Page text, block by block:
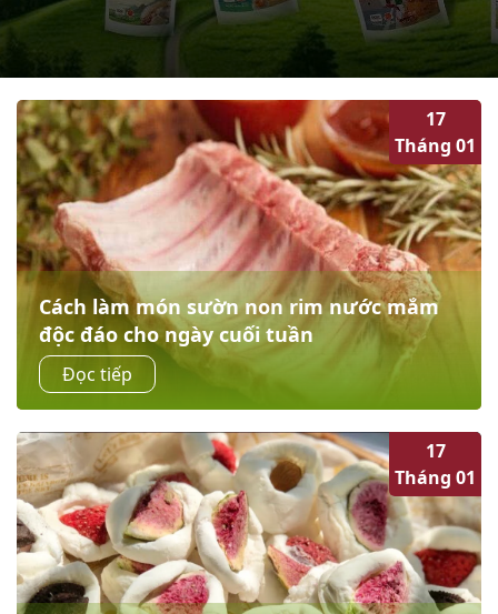
17
Tháng 01
Cách làm món sườn non rim nước mắm
độc đáo cho ngày cuối tuần
1. Chuẩn Bị Nguyên Liệu và Dụng Cụ Thực Hiện Để áp
dụng cách làm món sườn non rim nước mắm ngon bạn
nên chuẩn bị đầy đủ các nguyên liệu...
Đọc tiếp
17
Tháng 01